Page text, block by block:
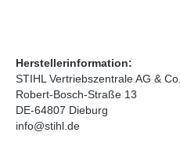
Herstellerinformation:
STIHL Vertriebszentrale AG &
Robert-Bosch-Straße 13
DE-64807 Dieburg
info@stihl.de